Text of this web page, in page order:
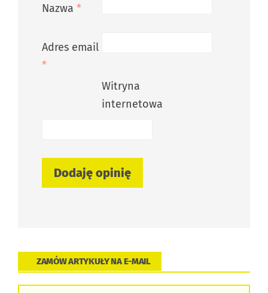
Nazwa *
Adres email
*
Witryna
internetowa
ZAMÓW ARTYKUŁY NA E-MAIL